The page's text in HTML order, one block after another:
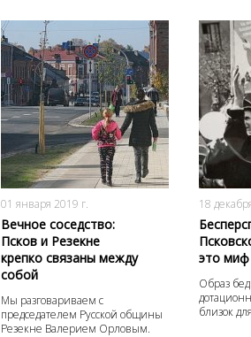
01 января 2019 г.
Вечное соседство:
Псков и Резекне
крепко связаны между
собой
Мы разговариваем с
председателем Русской общины
Резекне Валерием Орловым.
4309
0
18
это миф
Образ
близок